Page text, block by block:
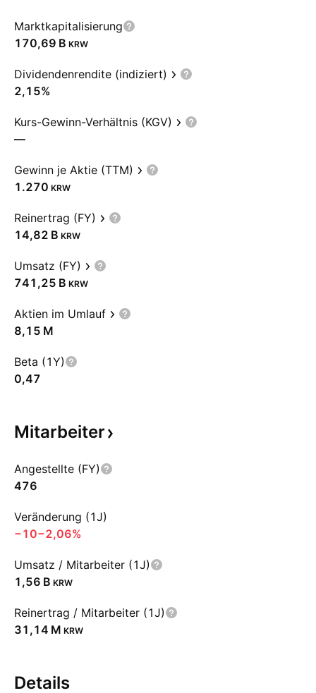
Marktkapitalisierung
‪170,69 B‬ KRW
Dividendenrendite (indiziert)
2,15%
Kurs-Gewinn-Verhältnis (KGV)
—
Gewinn je Aktie (TTM)
1.270 KRW
Reinertrag (FY)
‪14,82 B‬ KRW
Umsatz (FY)
‪741,25 B‬ KRW
Aktien im Umlauf
‪8,15 M‬
Beta (1Y)
0,47
Mitarbeiter
Angestellte (FY)
476
Veränderung (1J)
−10−2,06%
Umsatz / Mitarbeiter (1J)
‪1,56 B‬ KRW
Reinertrag / Mitarbeiter (1J)
‪31,14 M‬ KRW
Details